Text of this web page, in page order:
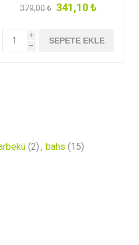
379,00 ₺ 341,10 ₺
i
h
SEPETE EKLE
(2) , bahs (15)